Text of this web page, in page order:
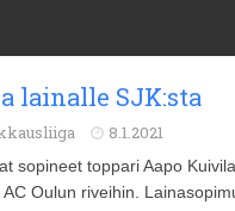
lainalle SJK:sta
8.1.2021
sopineet toppari Aapo
Oulun riveihin.